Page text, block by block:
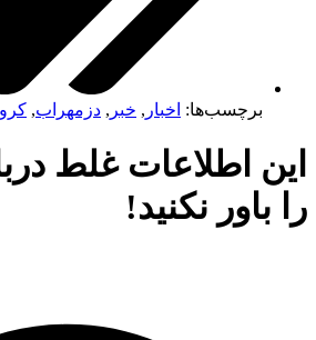
برچسب‌ها:اخبار خبر , دزمهراب,کرونا ,
اطلاعات غلط
نکنید!